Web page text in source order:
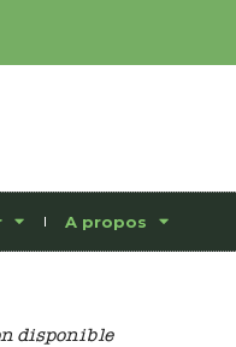
A propos
disponible